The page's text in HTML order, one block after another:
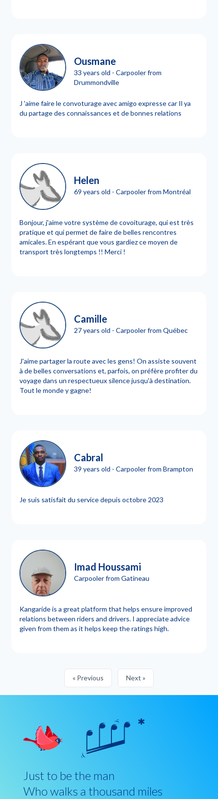
Ousmane
33 years old - Carpooler from
Drummondville
J 'aime faire le convoturage avec amigo expresse car Il ya
du partage des connaissances et de bonnes relations
Helen
69 years old - Carpooler from Montréal
Bonjour, j'aime votre système de covoiturage, qui est très
pratique et qui permet de faire de belles rencontres
amicales. En espérant que vous gardiez ce moyen de
transport très longtemps !! Merci !
Camille
27 years old - Carpooler from Québec
J'aime partager la route avec les gens! On assiste souvent
à de belles conversations et, parfois, on préfère profiter du
voyage dans un respectueux silence jusqu'à destination.
Tout le monde y gagne!
Cabral
39 years old - Carpooler from Brampton
Je suis satisfait du service depuis octobre 2023
Imad Houssami
Carpooler from Gatineau
Kangaride is a great platform that helps ensure improved
relations between riders and drivers. I appreciate advice
given from them as it helps keep the ratings high.
« Previous Next »
Just to be the man
Who walks a thousand miles